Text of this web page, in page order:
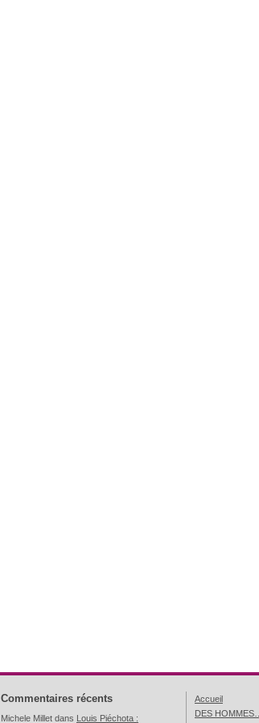
Commentaires récents
Michele Millet dans Louis Piéchota :
Accueil
DES HOMMES…